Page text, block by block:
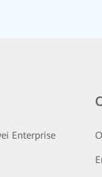
Enterprise